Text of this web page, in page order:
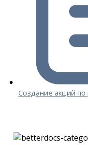
Создание акций по